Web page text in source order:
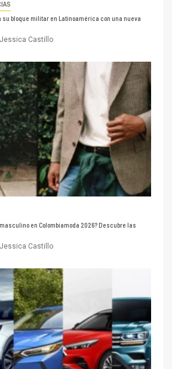
bloque militar en Latinoamérica con una nueva
Jessica Castillo
en Colombiamoda 2026? Descubre las
Jessica Castillo